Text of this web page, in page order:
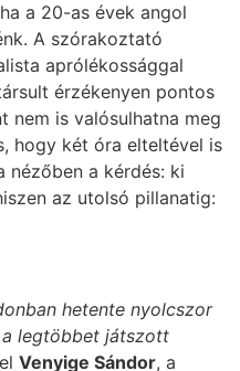
a 20-as évek angol
A szórakoztató
aprólékossággal
érzékenyen pontos
nem is valósulhatna meg
hogy két óra elteltével is
nézőben a kérdés: ki
az utolsó pillanatig:
hetente nyolcszor
legtöbbet játszott
Venyige Sándor, a